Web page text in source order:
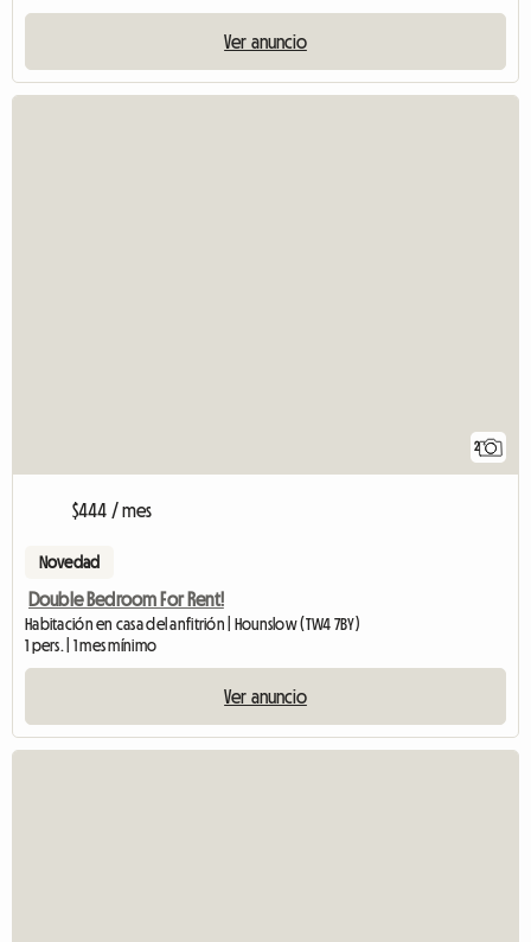
Ver anuncio
2
$444 / mes
Novedad
Double Bedroom For Rent!
Habitación en casa del anfitrión | Hounslow (TW4 7BY)
1 pers. | 1 mes mínimo
Ver anuncio